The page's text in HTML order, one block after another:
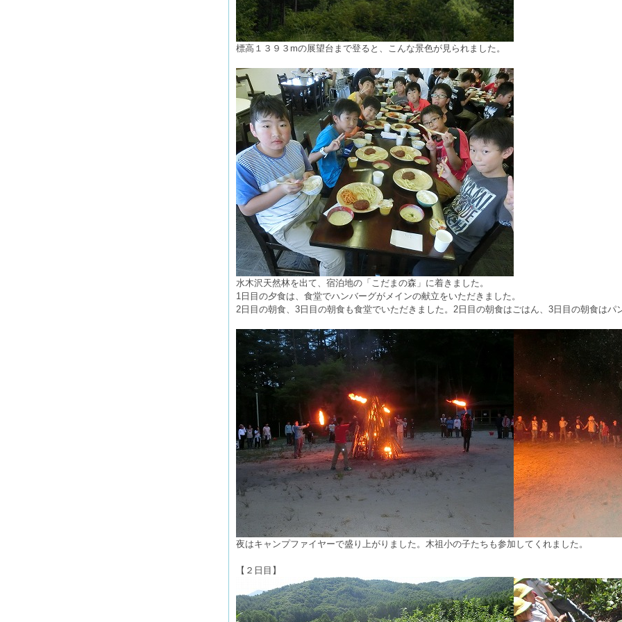
標高１３９３mの展望台まで登ると、こんな景色が見られました。
水木沢天然林を出て、宿泊地の「こだまの森」に着きました。
1日目の夕食は、食堂でハンバーグがメインの献立をいただきました。
2日目の朝食、3日目の朝食も食堂でいただきました。2日目の朝食はごはん、3日目の朝食はパ
夜はキャンプファイヤーで盛り上がりました。木祖小の子たちも参加してくれました。
【２日目】